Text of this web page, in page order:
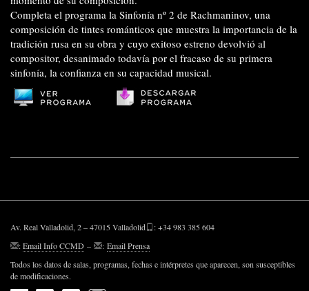
Completa el programa la Sinfonía nº 2 de Rachmaninov, una
composición de tintes románticos que muestra la importancia de la
tradición rusa en su obra y cuyo exitoso estreno devolvió al
compositor, desanimado todavía por el fracaso de su primera
sinfonía, la confianza en su capacidad musical.
Av. Real Valladolid, 2 – 47015 Valladolid
: +34 983 385 604
:Email Info CCMD – : Email Prensa
Todos los datos de salas, programas, fechas e intérpretes que aparecen, son susceptibles
de modificaciones.